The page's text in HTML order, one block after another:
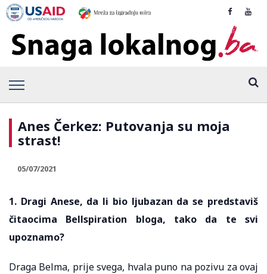
Anes Čerkez: Putovanja su moja
strast!
05/07/2021
1. Dragi Anese, da li bio ljubazan da se predstaviš
čitaocima Bellspiration bloga, tako da te svi
upoznamo?
Draga Belma, prije svega, hvala puno na pozivu za ovaj